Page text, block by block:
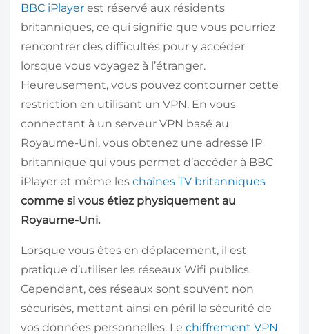
BBC iPlayer est réservé aux résidents
britanniques, ce qui signifie que vous pourriez
rencontrer des difficultés pour y accéder
lorsque vous voyagez à l’étranger.
Heureusement, vous pouvez contourner cette
restriction en utilisant un VPN. En vous
connectant à un serveur VPN basé au
Royaume-Uni, vous obtenez une adresse IP
britannique qui vous permet d’accéder à BBC
iPlayer et même les chaînes TV britanniques
comme si vous étiez physiquement au
Royaume-Uni.
Lorsque vous êtes en déplacement, il est
pratique d’utiliser les réseaux Wifi publics.
Cependant, ces réseaux sont souvent non
sécurisés, mettant ainsi en péril la sécurité de
vos données personnelles. Le chiffrement VPN